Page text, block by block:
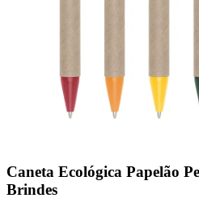
Caneta Ecológica Papelão
Brindes